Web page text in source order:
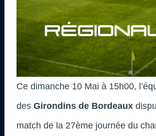
Ce dimanche 10 Mai à 15h00,
des Girondins de Bordeaux
match de la 27ème journée du